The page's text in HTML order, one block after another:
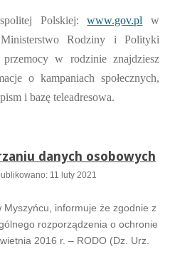
Polskiej:www.gov.pl w
Rodziny i Polityki
przemocy w rodzinie znajdziesz
o kampaniach społecznych,
i bazę teleadresowa.
danych osobowych
11 luty 2021
Myszyńcu, informuje że zgodnie z
rozporządzenia o ochronie
2016 r. – RODO (Dz. Urz.